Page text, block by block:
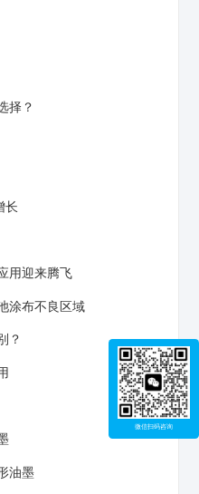
择？
长
用迎来腾飞
涂布不良区域
？
油墨
微信扫码咨询